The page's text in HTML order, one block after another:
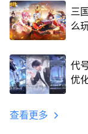
三
么
代
优
查看更多